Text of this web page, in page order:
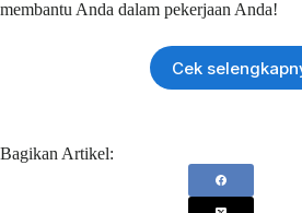
membantu Anda dalam pekerjaan Anda!
Cek
Bagikan Artikel: